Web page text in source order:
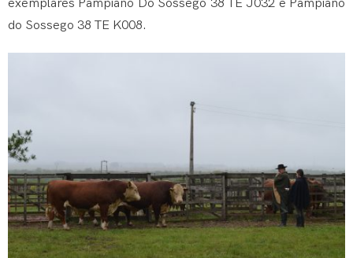
exemplares Pampiano Do Sossego 38 TE J032 e Pampiano
do Sossego 38 TE K008.